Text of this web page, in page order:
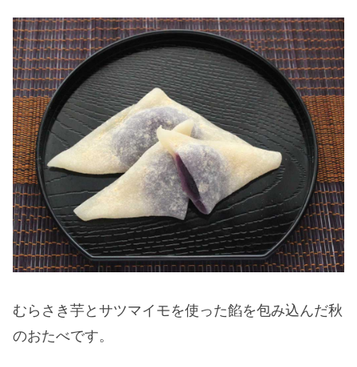
むらさき芋とサツマイモを使った餡を包み込んだ秋
のおたべです。